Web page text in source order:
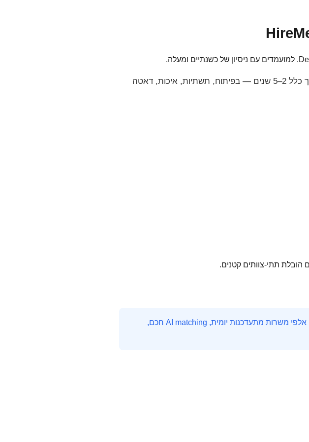
משרות רמת ביניים (Mid) מיועדות למועמדים עם ניסיון מוכח — בדרך כלל 2–5 שנים — בפיתוח, תשתיות, איכות, דאטה
HireMe היא פלטפורמת חיפוש העבודה המובילה בהייטק הישראלי. עם אלפי משרות מתעדכנות יומית, AI matching חכם,